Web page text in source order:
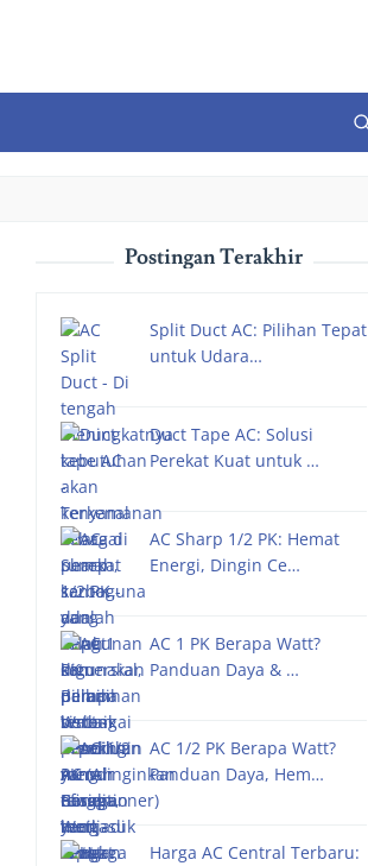
Postingan Terakhir
Split Duct AC: Pilihan Tepat
untuk Udara…
Duct Tape AC: Solusi
Perekat Kuat untuk …
AC Sharp 1/2 PK: Hemat
Energi, Dingin Ce…
AC 1 PK Berapa Watt?
Panduan Daya & …
AC 1/2 PK Berapa Watt?
Panduan Daya, Hem…
Harga AC Central Terbaru: